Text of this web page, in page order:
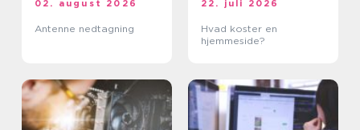
02. august 2026
Antenne nedtagning
22. juli 2026
Hvad koster en
hjemmeside?